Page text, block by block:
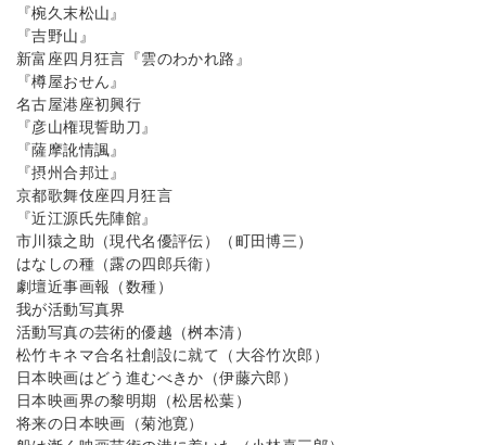
『椀久末松山』
『吉野山』
新富座四月狂言『雲のわかれ路』
『樽屋おせん』
名古屋港座初興行
『彦山権現誓助刀』
『薩摩訛情諷』
『摂州合邦辻』
京都歌舞伎座四月狂言
『近江源氏先陣館』
市川猿之助（現代名優評伝）（町田博三）
はなしの種（露の四郎兵衛）
劇壇近事画報（数種）
我が活動写真界
活動写真の芸術的優越（桝本清）
松竹キネマ合名社創設に就て（大谷竹次郎）
日本映画はどう進むべきか（伊藤六郎）
日本映画界の黎明期（松居松葉）
将来の日本映画（菊池寛）